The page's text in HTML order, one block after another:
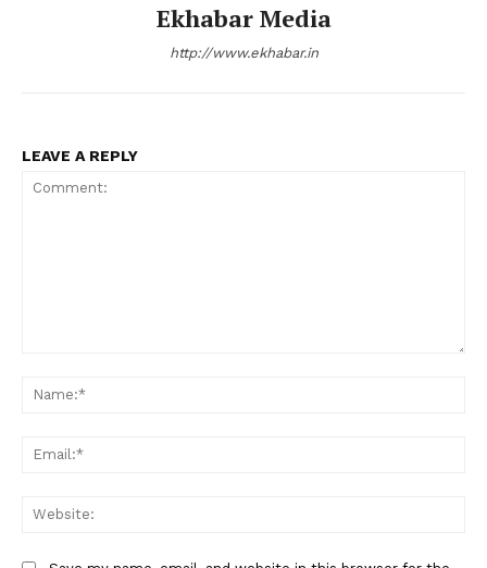
Ekhabar Media
http://www.ekhabar.in
LEAVE A REPLY